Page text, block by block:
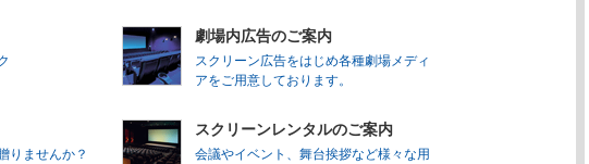
劇場内広告のご案内
スクリーン広告をはじめ各種劇場メディ
アをご用意しております。
りませんか？
スクリーンレンタルのご案内
会議やイベント、舞台挨拶など様々な用